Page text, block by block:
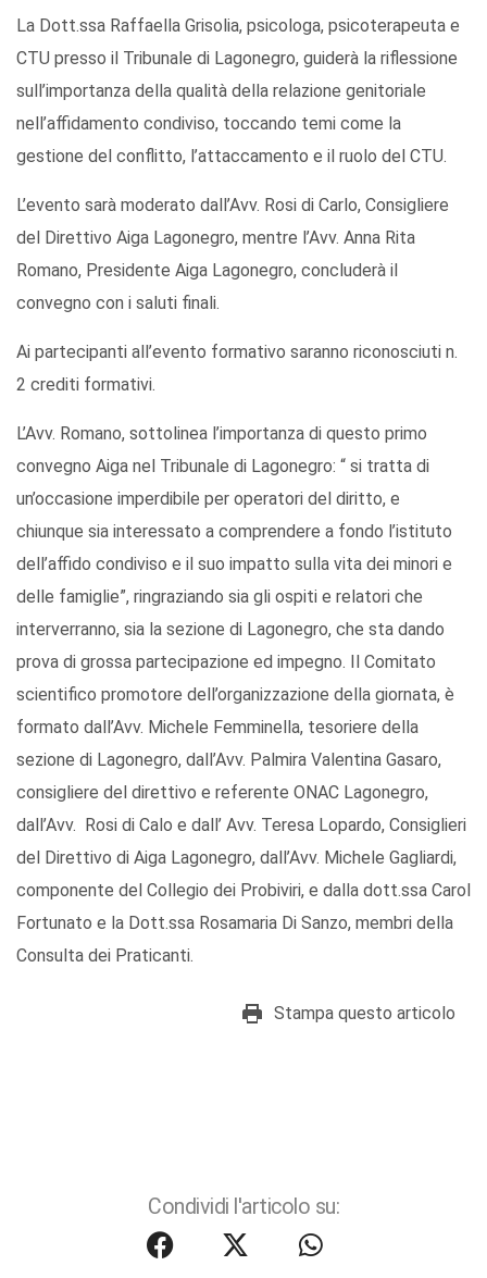
La Dott.ssa Raffaella Grisolia, psicologa, psicoterapeuta e
CTU presso il Tribunale di Lagonegro, guiderà la riflessione
sull’importanza della qualità della relazione genitoriale
nell’affidamento condiviso, toccando temi come la
gestione del conflitto, l’attaccamento e il ruolo del CTU.
L’evento sarà moderato dall’Avv. Rosi di Carlo, Consigliere
del Direttivo Aiga Lagonegro, mentre l’Avv. Anna Rita
Romano, Presidente Aiga Lagonegro, concluderà il
convegno con i saluti finali.
Ai partecipanti all’evento formativo saranno riconosciuti n.
2 crediti formativi.
L’Avv. Romano, sottolinea l’importanza di questo primo
convegno Aiga nel Tribunale di Lagonegro: “ si tratta di
un’occasione imperdibile per operatori del diritto, e
chiunque sia interessato a comprendere a fondo l’istituto
dell’affido condiviso e il suo impatto sulla vita dei minori e
delle famiglie”, ringraziando sia gli ospiti e relatori che
interverranno, sia la sezione di Lagonegro, che sta dando
prova di grossa partecipazione ed impegno. Il Comitato
scientifico promotore dell’organizzazione della giornata, è
formato dall’Avv. Michele Femminella, tesoriere della
sezione di Lagonegro, dall’Avv. Palmira Valentina Gasaro,
consigliere del direttivo e referente ONAC Lagonegro,
dall’Avv. Rosi di Calo e dall’ Avv. Teresa Lopardo, Consiglieri
del Direttivo di Aiga Lagonegro, dall’Avv. Michele Gagliardi,
componente del Collegio dei Probiviri, e dalla dott.ssa Carol
Fortunato e la Dott.ssa Rosamaria Di Sanzo, membri della
Consulta dei Praticanti.
Stampa questo articolo
Condividi l'articolo su: